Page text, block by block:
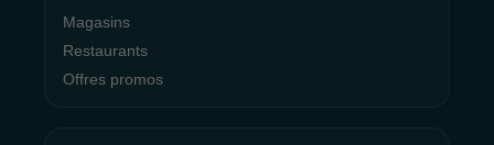
Magasins
Restaurants
Offres promos